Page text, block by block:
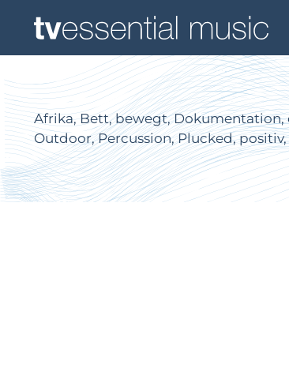
Afrika, Bett, bewegt, Dokumentation,
Outdoor, Percussion, Plucked,